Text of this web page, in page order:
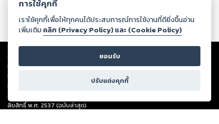
Copyright ©2026Storylog Co., Ltd. - สตอรี่ล็อกขอสงวนสิทธิ์ไม่รับผิดชอบ
ต่อผลงานหรือเนื้อหาใดที่อัปโหลดผ่านเว็บไซต์และปรากฏว่าละเมิดสิทธิใน
ทรัพย์สินทางปัญญาของบุคคลอื่นหรือขัดต่อกฎหมายและศีลธรรม ดังนั้น ผู้อ่าน
ทุกท่านโปรดใช้วิจารณญาณในการกลั่นกรองด้วยตนเอง และหากท่านพบว่าส่วน
หนึ่งส่วนใดขัดต่อกฎหมายและศีลธรรม กรุณาแจ้งมายังบริษัท เพื่อทีมงานจะได้
ดำเนินการในทันที ทั้งนี้ ทางสตอรี่ล็อกขอสงวนลิขสิทธิ์ตามพระราชบัญญัติ
ลิขสิทธิ์ พ.ศ. 2537 (ฉบับล่าสุด)
การใช้คุกกี้
เราใช้คุกกี้เพื่อให้ทุกคนได้ประสบการณ์การใช้งานที่ดียิ่งขึ้นอ่าน
เพิ่มเติม คลิก (Privacy Policy) และ (Cookie Policy)
ยอมรับ
ปรับแต่งคุกกี้